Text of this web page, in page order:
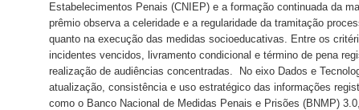
Estabelecimentos Penais (CNIEP) e a formação continuada da
prêmio observa a celeridade e a regularidade da tramitação
quanto na execução das medidas socioeducativas. Entre os
incidentes vencidos, livramento condicional e término de pena
realização de audiências concentradas. No eixo Dados e
atualização, consistência e uso estratégico das informações
como o Banco Nacional de Medidas Penais e Prisões (BNMP)